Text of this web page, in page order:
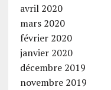
avril 2020
mars 2020
février 2020
janvier 2020
décembre 2019
novembre 2019